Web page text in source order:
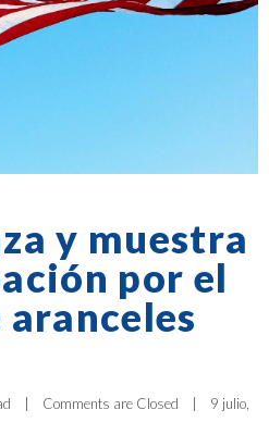
y muestra
por el
| Comments are Closed |
9 julio,